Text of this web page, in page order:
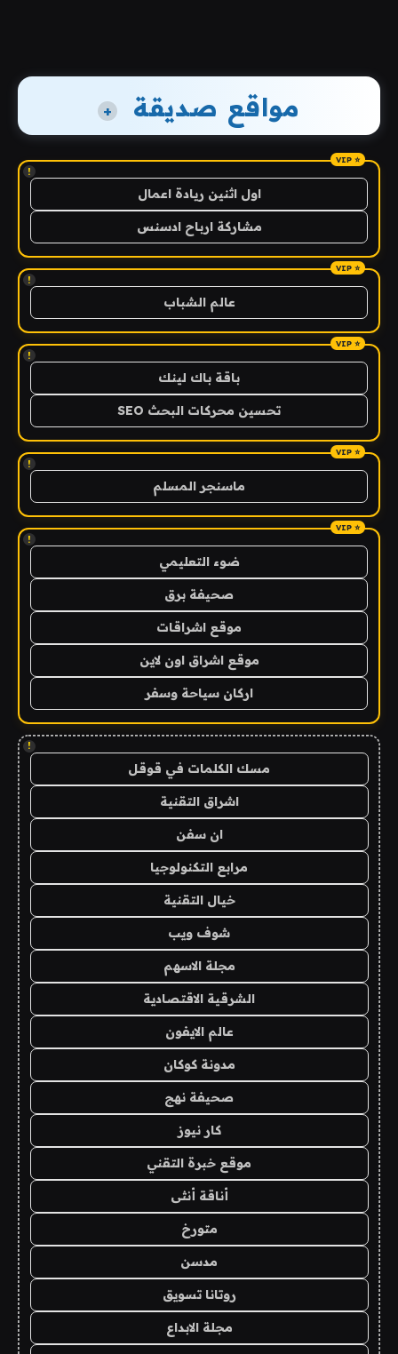
مواقع صديقة +
!
اول اثنين ريادة اعمال
مشاركة ارباح ادسنس
!
عالم الشباب
!
باقة باك لينك
تحسين محركات البحث SEO
!
ماسنجر المسلم
!
ضوء التعليمي
صحيفة برق
موقع اشراقات
موقع اشراق اون لاين
اركان سياحة وسفر
!
مسك الكلمات في قوقل
اشراق التقنية
ان سفن
مرابع التكنولوجيا
خيال التقنية
شوف ويب
مجلة الاسهم
الشرقية الاقتصادية
عالم الايفون
مدونة كوكان
صحيفة نهج
كار نيوز
موقع خبرة التقني
أناقة أنثى
متورخ
مدسن
روتانا تسويق
مجلة الابداع